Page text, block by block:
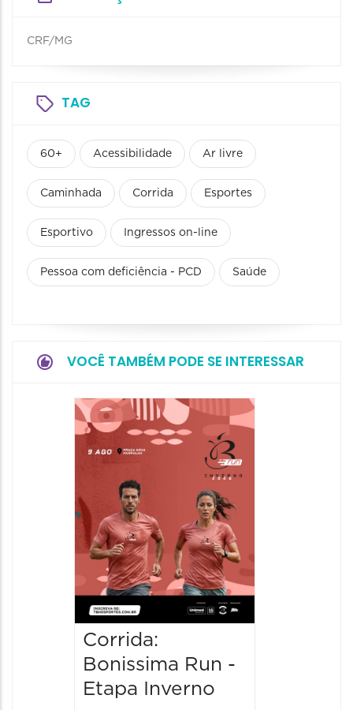
CRF/MG
TAG
60+ Acessibilidade Ar livre
Caminhada Corrida Esportes
Esportivo Ingressos on-line
Pessoa com deficiência - PCD Saúde
VOCÊ TAMBÉM PODE SE INTERESSAR
Corrida:
Bonissima Run -
Etapa Inverno